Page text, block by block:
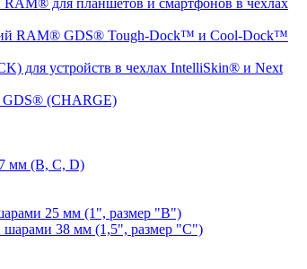
для планшетов и смартфонов в чехлах
RAM® GDS® Tough-Dock™ и Cool-Dock™
для устройств в чехлах IntelliSkin® и Next
GDS® (CHARGE)
мм (B, C, D)
25 мм (1", размер "B")
38 мм (1,5", размер "C")